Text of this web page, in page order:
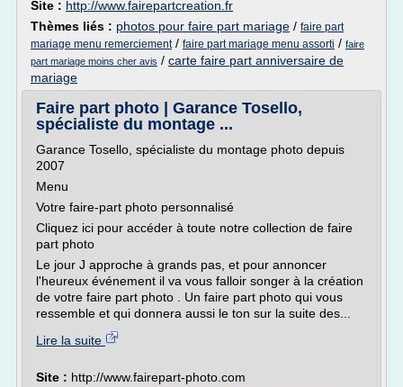
Site : http://www.fairepartcreation.fr
Thèmes liés : photos pour faire part mariage / faire part
mariage menu remerciement/ faire part mariage menu assorti / faire
part mariage moins cher avis / carte faire part anniversaire de
mariage
Faire part photo | Garance Tosello,
spécialiste du montage ...
Garance Tosello, spécialiste du montage photo depuis
2007
Menu
Votre faire-part photo personnalisé
Cliquez ici pour accéder à toute notre collection de faire
part photo
Le jour J approche à grands pas, et pour annoncer
l'heureux événement il va vous falloir songer à la création
de votre faire part photo . Un faire part photo qui vous
ressemble et qui donnera aussi le ton sur la suite des...
Lire la suite
Site : http://www.fairepart-photo.com